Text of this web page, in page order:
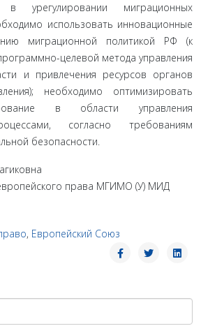
в урегулировании ми­грационных
использовать иннова­ционные
миграционной политикой РФ (к
целевой метода управления
и привлечения ресурсов органов
необходимо оптимизировать
в области управления
со­гласно требованиям
безопасности.
права МГИМО (У) МИД
, Европейский Союз